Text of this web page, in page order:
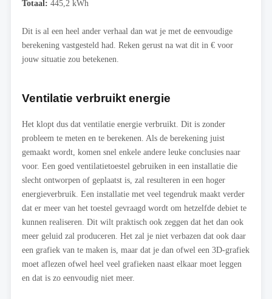
Totaal: 445,2 kWh
Dit is al een heel ander verhaal dan wat je met de eenvoudige
berekening vastgesteld had. Reken gerust na wat dit in € voor
jouw situatie zou betekenen.
Ventilatie verbruikt energie
Het klopt dus dat ventilatie energie verbruikt. Dit is zonder
probleem te meten en te berekenen. Als de berekening juist
gemaakt wordt, komen snel enkele andere leuke conclusies naar
voor. Een goed ventilatietoestel gebruiken in een installatie die
slecht ontworpen of geplaatst is, zal resulteren in een hoger
energieverbruik. Een installatie met veel tegendruk maakt verder
dat er meer van het toestel gevraagd wordt om hetzelfde debiet te
kunnen realiseren. Dit wilt praktisch ook zeggen dat het dan ook
meer geluid zal produceren. Het zal je niet verbazen dat ook daar
een grafiek van te maken is, maar dat je dan ofwel een 3D-grafiek
moet aflezen ofwel heel veel grafieken naast elkaar moet leggen
en dat is zo eenvoudig niet meer.